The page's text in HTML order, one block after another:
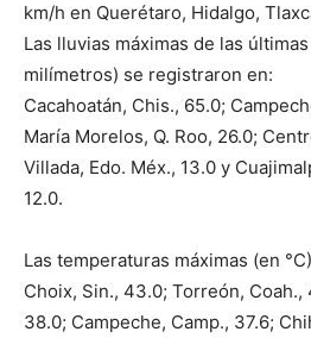
km/h en Querétaro, Hidalgo,
Las lluvias máximas de las
milímetros) se registraron en:
Cacahoatán, Chis., 65.0;
María Morelos, Q. Roo, 26.0;
Villada, Edo. Méx., 13.0 y
12.0.
Las temperaturas máximas (en
Choix, Sin., 43.0; Torreón, Coah.,
38.0; Campeche, Camp., 37.6;